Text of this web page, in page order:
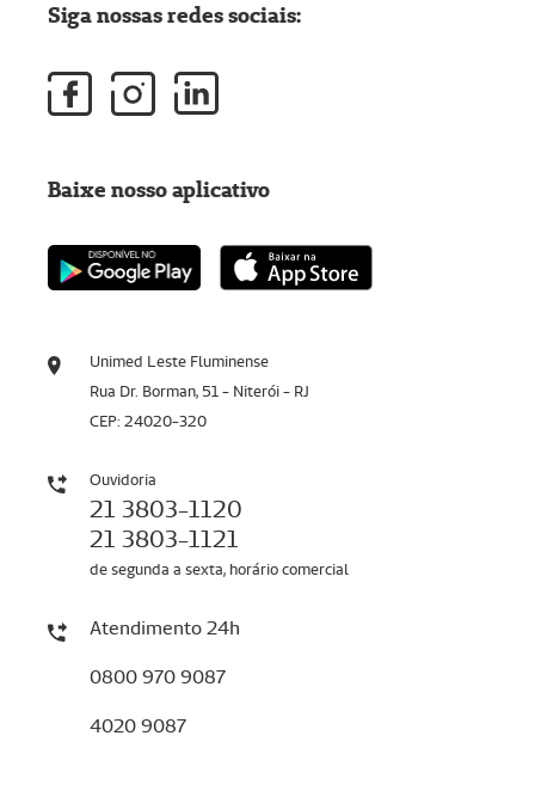
Unimed Leste Fluminense
Rua Dr. Borman, 51 - Niterói - RJ
CEP: 24020-320
Ouvidoria
21 3803-1120
21 3803-1121
de segunda a sexta, horário comercial
Atendimento 24h
0800 970 9087
4020 9087
Siga nossas redes sociais:
Baixe nosso aplicativo